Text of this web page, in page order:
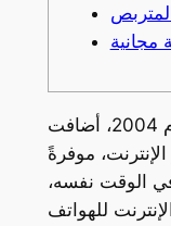
موفرةً
الوقت نفسه،
للهواتف